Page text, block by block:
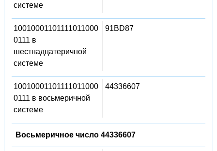
системе
10010001101111011000
0111 в
шестнадцатеричной
системе
91BD87
10010001101111011000
0111 в восьмеричной
системе
44336607
Восьмеричное число 44336607